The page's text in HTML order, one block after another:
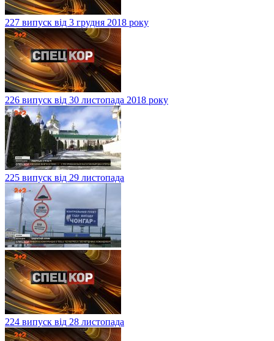
227 випуск від 3 грудня 2018 року
226 випуск від 30 листопада 2018 року
225 випуск від 29 листопада
224 випуск від 28 листопада